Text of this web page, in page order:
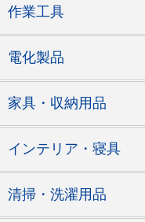
作業工具
電化製品
家具・収納用品
インテリア・寝具
清掃・洗濯用品